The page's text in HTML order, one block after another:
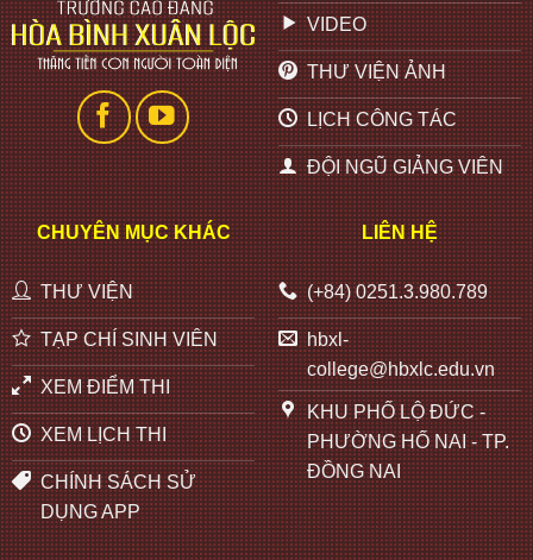
VIDEO
THƯ VIỆN ẢNH
LỊCH CÔNG TÁC
ĐỘI NGŨ GIẢNG VIÊN
CHUYÊN MỤC KHÁC
THƯ VIỆN
TẠP CHÍ SINH VIÊN
XEM ĐIỂM THI
XEM LỊCH THI
CHÍNH SÁCH SỬ
DỤNG APP
LIÊN HỆ
(+84) 0251.3.980.789
hbxl-
college@hbxlc.edu.vn
KHU PHỐ LỘ ĐỨC -
PHƯỜNG HỐ NAI - TP.
ĐỒNG NAI